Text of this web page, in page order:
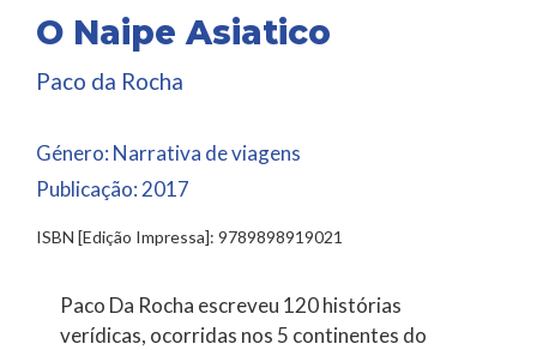
O Naipe Asiatico
Paco da Rocha
Género: Narrativa de viagens
Publicação:2017
ISBN [Edição Impressa]: 9789898919021
Paco Da Rocha escreveu 120 histórias
verídicas, ocorridas nos 5 continentes do